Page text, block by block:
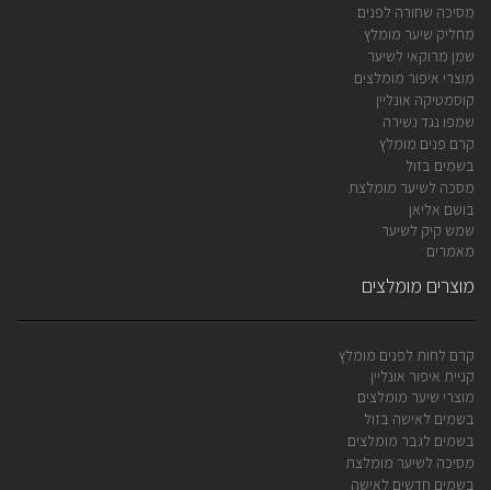
מסיכה שחורה לפנים
מחליק שיער מומלץ
שמן מרוקאי לשיער
מוצרי איפור מומלצים
קוסמטיקה אונליין
שמפו נגד נשירה
קרם פנים מומלץ
בשמים בזול
מסכה לשיער מומלצת
בושם אליאן
שמש קיק לשיער
מאמרים
מוצרים מומלצים
קרם לחות לפנים מומלץ
קניית איפור אונליין
מוצרי שיער מומלצים
בשמים לאישה בזול
בשמים לגבר מומלצים
מסיכה לשיער מומלצת
בשמים חדשים לאישה